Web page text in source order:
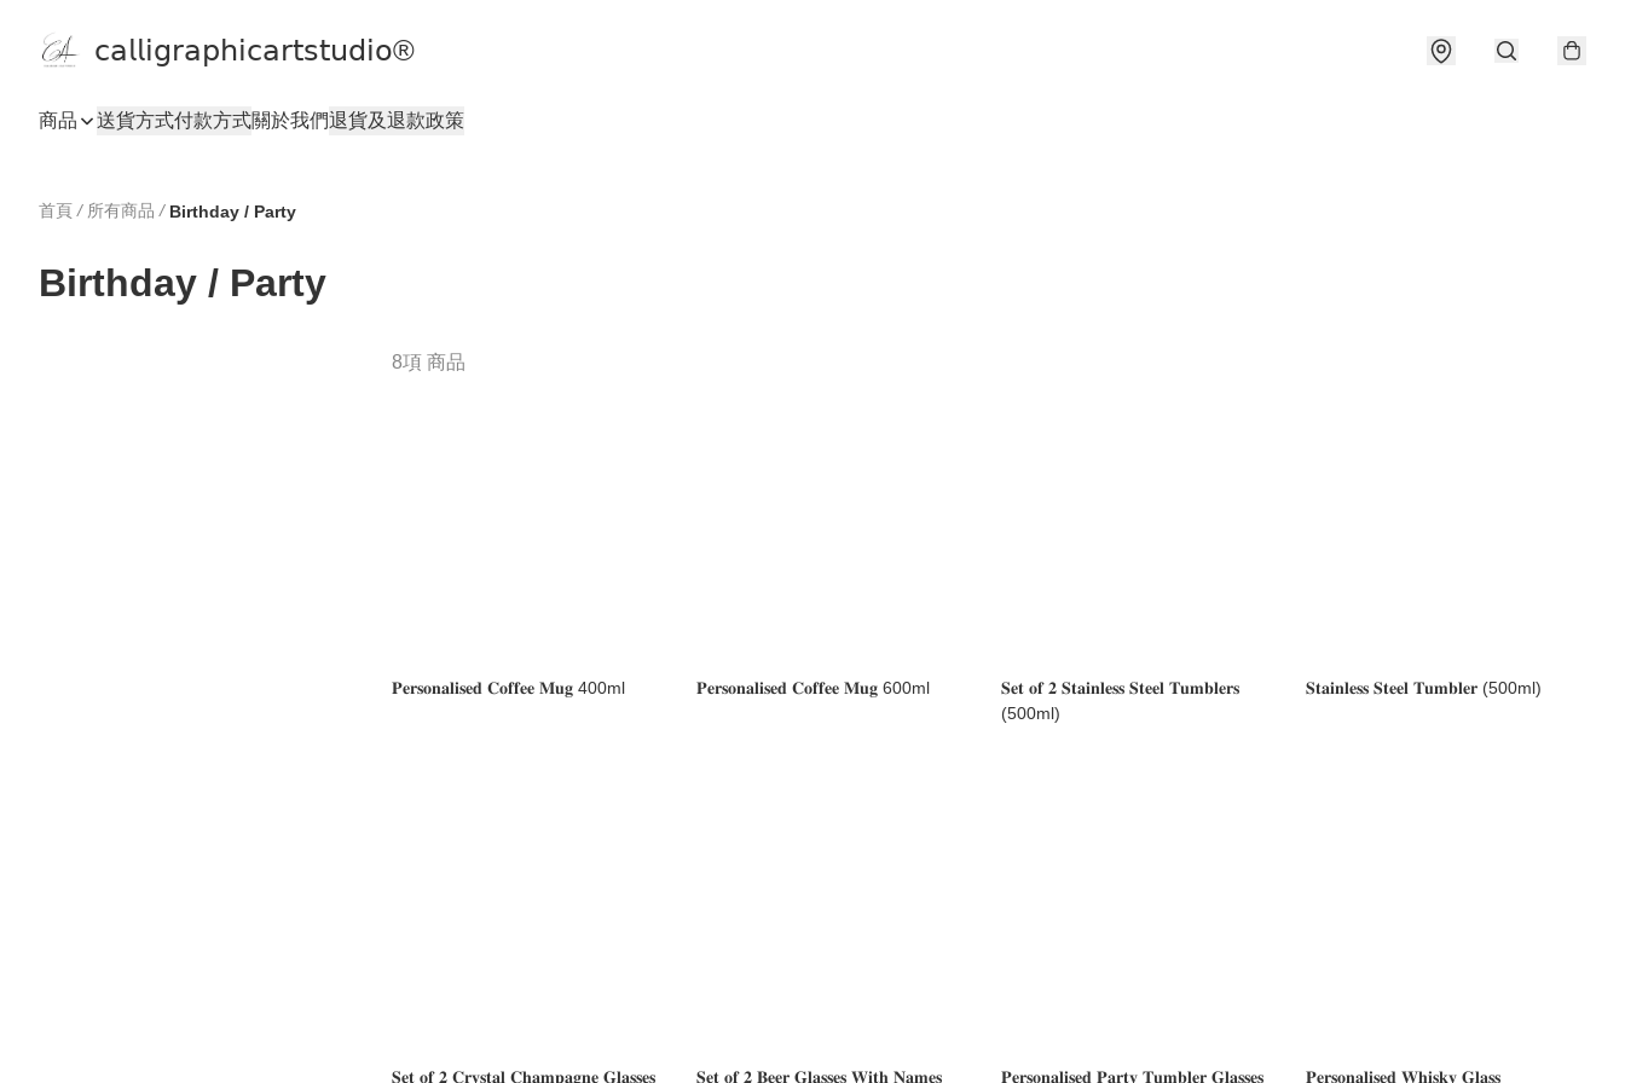
𝖼𝖺𝗅𝗅𝗂𝗀𝗋𝖺𝗉𝗁𝗂𝖼𝖺𝗋𝗍𝗌𝗍𝗎𝖽𝗂𝗈®
商品 送貨方式付款方式關於我們退貨及退款政策
首頁 / 所有商品 / Birthday / Party
Birthday / Party
8項 商品
𝐏𝐞𝐫𝐬𝐨𝐧𝐚𝐥𝐢𝐬𝐞𝐝 𝐂𝐨𝐟𝐟𝐞𝐞 𝐌𝐮𝐠 400ml 𝐏𝐞𝐫𝐬𝐨𝐧𝐚𝐥𝐢𝐬𝐞𝐝 𝐂𝐨𝐟𝐟𝐞𝐞 𝐌𝐮𝐠 600ml
𝐒𝐞𝐭 𝐨𝐟 𝟐 𝐒𝐭𝐚𝐢𝐧𝐥𝐞𝐬𝐬 𝐒𝐭𝐞𝐞𝐥 𝐓𝐮𝐦𝐛𝐥𝐞𝐫𝐬
(500ml)
𝐒𝐭𝐚𝐢𝐧𝐥𝐞𝐬𝐬 𝐒𝐭𝐞𝐞𝐥 𝐓𝐮𝐦𝐛𝐥𝐞𝐫 (500ml)
𝐒𝐞𝐭 𝐨𝐟 𝟐 𝐂𝐫𝐲𝐬𝐭𝐚𝐥 𝐂𝐡𝐚𝐦𝐩𝐚𝐠𝐧𝐞 𝐆𝐥𝐚𝐬𝐬𝐞𝐬 𝐒𝐞𝐭 𝐨𝐟 𝟐 𝐁𝐞𝐞𝐫 𝐆𝐥𝐚𝐬𝐬𝐞𝐬 𝐖𝐢𝐭𝐡 𝐍𝐚𝐦𝐞𝐬 𝐏𝐞𝐫𝐬𝐨𝐧𝐚𝐥𝐢𝐬𝐞𝐝 𝐏𝐚𝐫𝐭𝐲 𝐓𝐮𝐦𝐛𝐥𝐞𝐫 𝐆𝐥𝐚𝐬𝐬𝐞𝐬 𝐏𝐞𝐫𝐬𝐨𝐧𝐚𝐥𝐢𝐬𝐞𝐝 𝐖𝐡𝐢𝐬𝐤𝐲 𝐆𝐥𝐚𝐬𝐬